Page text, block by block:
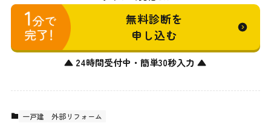
無料診断を
申し込む
▲ 24時間受付中・簡単30秒入力 ▲
一戸建 外部リフォーム